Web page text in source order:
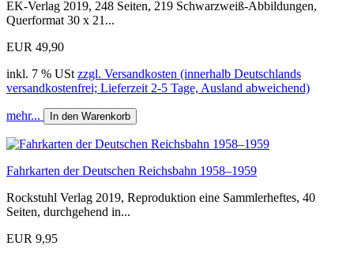
EK-Verlag 2019, 248 Seiten, 219 Schwarzweiß-Abbildungen,
Querformat 30 x 21...
EUR 49,90
inkl. 7 % USt zzgl. Versandkosten (innerhalb Deutschlands
versandkostenfrei; Lieferzeit 2-5 Tage, Ausland abweichend)
mehr... In den Warenkorb
Fahrkarten der Deutschen Reichsbahn 1958–1959
Rockstuhl Verlag 2019, Reproduktion eine Sammlerheftes, 40
Seiten, durchgehend in...
EUR 9,95